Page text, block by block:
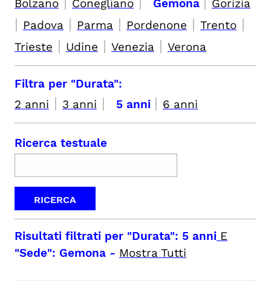
Bolzano
Conegliano Gemona Gorizia
| Padova | Parma | Pordenone | Trento |
Trieste | Udine | Venezia | Verona
Filtra per "Durata":
2 anni | 3 anni | 5 anni | 6 anni
Ricerca testuale
Risultati filtrati per "Durata": 5 anni E
"Sede": Gemona - Mostra Tutti